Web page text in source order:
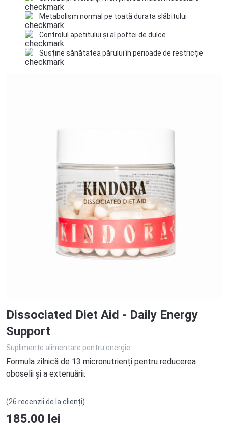
Metabolism normal pe toată durata slăbitului
Controlul apetitului și al poftei de dulce
Susține sănătatea părului în perioade de restricție
Dissociated Diet Aid - Daily Energy
Support
Suplimente alimentare pentru energie
Formula zilnică de 13 micronutrienți pentru reducerea
oboselii și a extenuării.
(26 recenzii de la clienți)
185.00 lei